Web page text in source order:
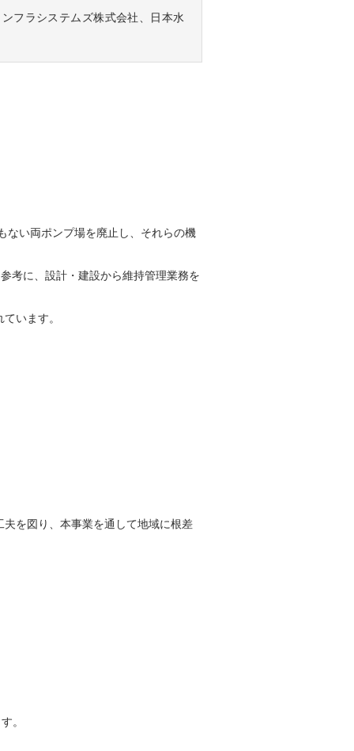
フラシステムズ株式会社、日本水
ない両ポンプ場を廃止し、それらの機
考に、設計・建設から維持管理業務を
います。
を図り、本事業を通して地域に根差
。